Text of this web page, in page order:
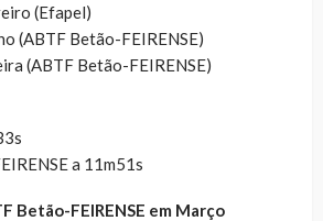
(Efapel)
(ABTF Betão-FEIRENSE)
(ABTF Betão-FEIRENSE)
a 11m51s
Betão-FEIRENSE em Março